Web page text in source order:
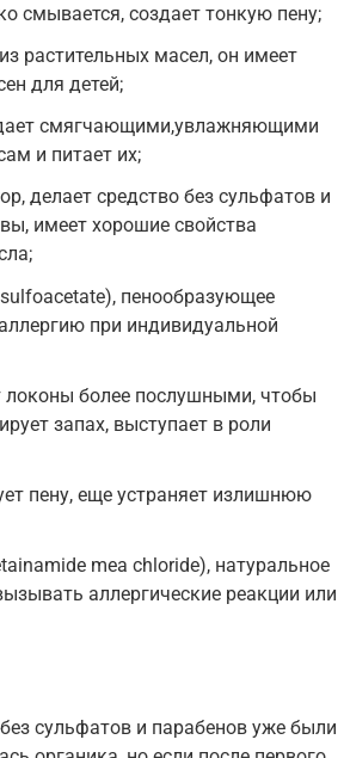
смывается, создает тонкую пену;
растительных масел, он имеет
для детей;
смягчающими,увлажняющими
и питает их;
делает средство без сульфатов и
имеет хорошие свойства
пенообразующее
при индивидуальной
локоны более послушными, чтобы
запах, выступает в роли
пену, еще устраняет излишнюю
mea chloride), натуральное
аллергические реакции или
сульфатов и парабенов уже были